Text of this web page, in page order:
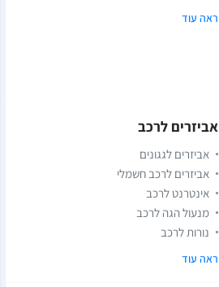
ראה עוד
אביזרים לרכב
אביזרים לגגונים
אביזרים לרכב חשמלי
אינטרנט לרכב
מנעול הגה לרכב
נורות לרכב
ראה עוד